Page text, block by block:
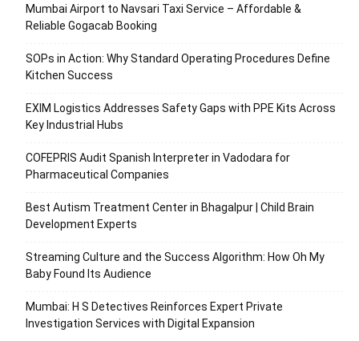
Mumbai Airport to Navsari Taxi Service – Affordable &
Reliable Gogacab Booking
SOPs in Action: Why Standard Operating Procedures Define
Kitchen Success
EXIM Logistics Addresses Safety Gaps with PPE Kits Across
Key Industrial Hubs
COFEPRIS Audit Spanish Interpreter in Vadodara for
Pharmaceutical Companies
Best Autism Treatment Center in Bhagalpur | Child Brain
Development Experts
Streaming Culture and the Success Algorithm: How Oh My
Baby Found Its Audience
Mumbai: H S Detectives Reinforces Expert Private
Investigation Services with Digital Expansion